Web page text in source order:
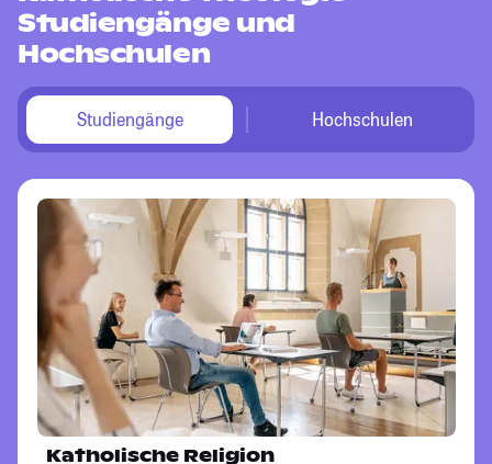
Studiengänge und
Hochschulen
Studiengänge Hochschulen
Katholische Religion